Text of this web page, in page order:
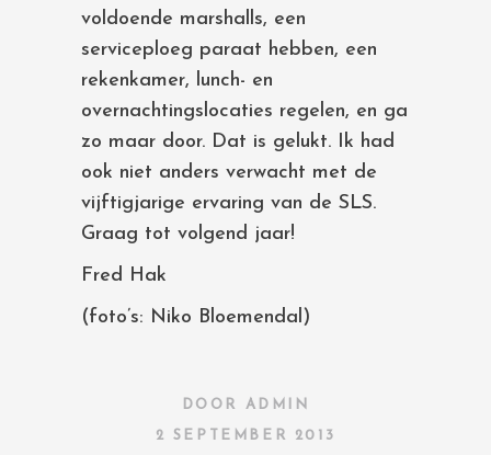
voldoende marshalls, een
serviceploeg paraat hebben, een
rekenkamer, lunch- en
overnachtingslocaties regelen, en ga
zo maar door. Dat is gelukt. Ik had
ook niet anders verwacht met de
vijftigjarige ervaring van de SLS.
Graag tot volgend jaar!
Fred Hak
(foto’s: Niko Bloemendal)
DOOR ADMIN
2 SEPTEMBER 2013